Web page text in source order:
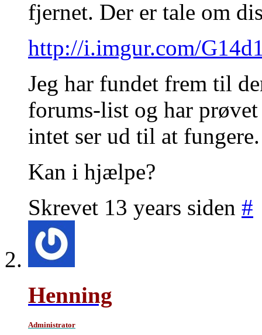
fjernet. Der er tale om
http://i.imgur.com/
Jeg har fundet frem til
forums-list og har
intet ser ud til at fungere.
Kan i hjælpe?
Skrevet 13 years siden #
Henning
Administrator